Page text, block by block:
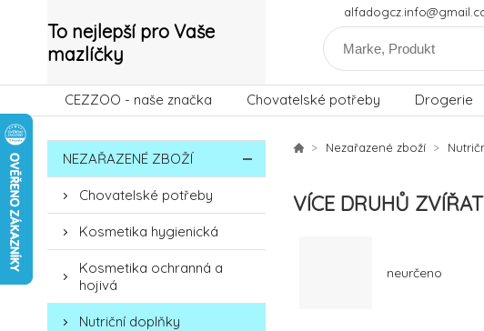
To nejlepší pro Vaše
mazlíčky
CEZZOO - naše značka Chovatelské potřeby Drogerie
NEZAŘAZENÉ ZBOŽÍ
Chovatelské potřeby
Kosmetika hygienická
Kosmetika ochranná a
hojivá
Nutriční doplňky
Nezařazené zboží
VÍCE DRUHŮ ZVÍŘAT
neurčeno